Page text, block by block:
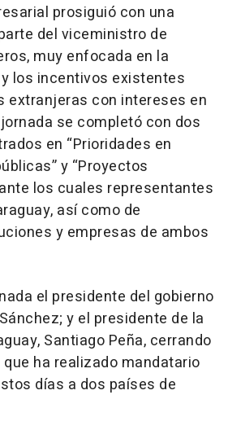
prosiguió con una
del viceministro de
muy enfocada en la
los incentivos existentes
extranjeras con intereses en
se completó con dos
en “Prioridades en
y “Proyectos
los cuales representantes
así como de
y empresas de ambos
el presidente del gobierno
y el presidente de la
Santiago Peña, cerrando
ha realizado mandatario
días a dos países de